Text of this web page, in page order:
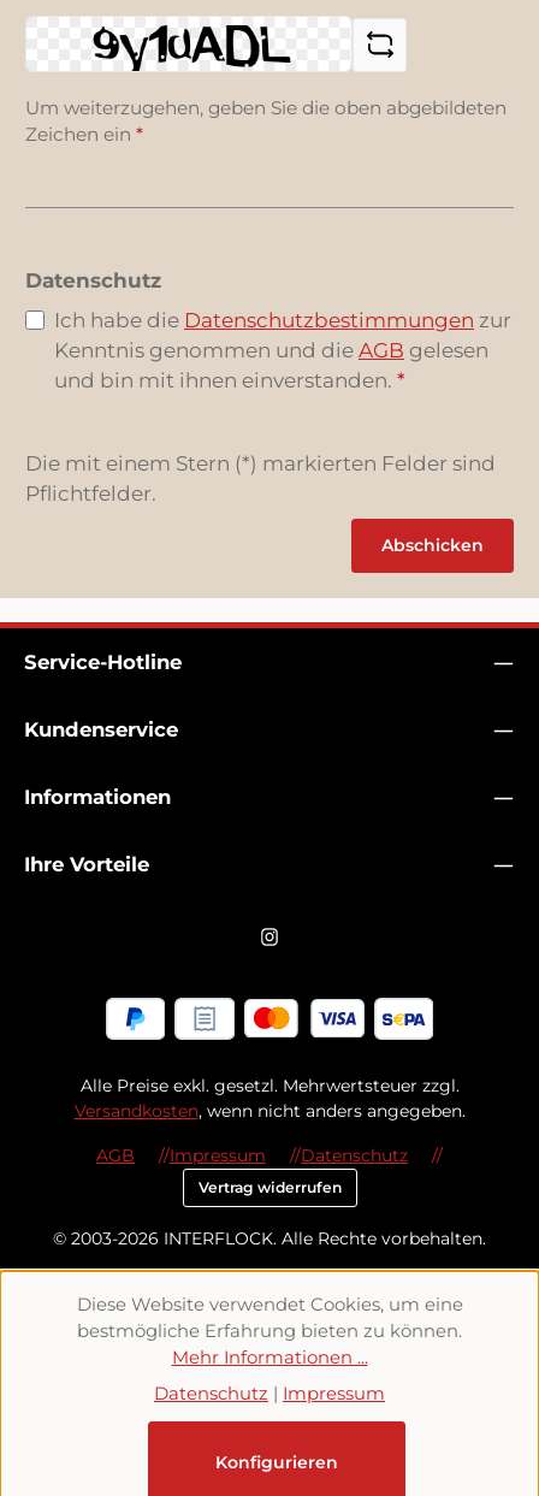
Um weiterzugehen, geben Sie die oben abgebildeten
Zeichen ein *
Datenschutz
Ich habe die Datenschutzbestimmungen zur
Kenntnis genommen und die AGB gelesen
und bin mit ihnen einverstanden. *
Die mit einem Stern (*) markierten Felder sind
Pflichtfelder.
Abschicken
Service-Hotline
Kundenservice
Informationen
Ihre Vorteile
Alle Preise exkl. gesetzl. Mehrwertsteuer zzgl.
Versandkosten, wenn nicht anders angegeben.
© 2003-2026 INTERFLOCK. Alle Rechte vorbehalten.
AGB Impressum Datenschutz
Vertrag widerrufen
Diese Website verwendet Cookies, um eine
bestmögliche Erfahrung bieten zu können.
Mehr Informationen ...
Datenschutz | Impressum
Konfigurieren